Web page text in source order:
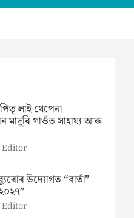
লাই থেপেনা
মাদুৰি গাওঁত সাহায্য আৰু
Editor
উদ্যোগত “বাৰ্তা”
Editor